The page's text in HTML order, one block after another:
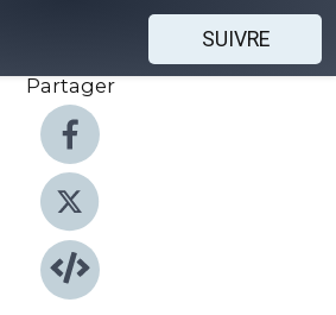
SUIVRE
Partager